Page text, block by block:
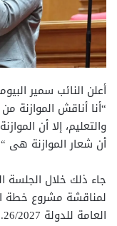
أعلن النائب سمير
“أنا أناقش الموازنة
والتعليم، إلا أن
أن شعار الموازنة هى
جاء ذلك خلال الجلسة
لمناقشة مشروع خطة
العامة للدولة 26/2027.